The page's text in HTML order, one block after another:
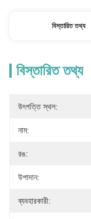
বিস্তারিত তথ্য
বিস্তারিত তথ্য
উৎপত্তি স্থল:
নাম:
রঙ:
উপাদান:
ব্যবহারকারী: